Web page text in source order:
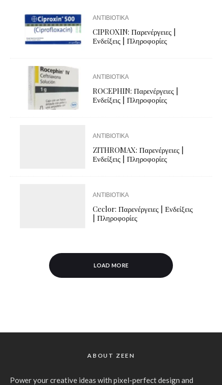
ΑΝΤΙΒΙΟΤΙΚΑ
CIPROXIN: Παρενέργειες |
Ενδείξεις | Πληροφορίες
ΑΝΤΙΒΙΟΤΙΚΑ
ROCEPHIN: Παρενέργειες |
Ενδείξεις | Πληροφορίες
ΑΝΤΙΒΙΟΤΙΚΑ
ZITHROMAX: Παρενέργειες |
Ενδείξεις | Πληροφορίες
ΑΝΤΙΒΙΟΤΙΚΑ
Ceclor: Παρενέργειες | Ενδείξεις
| Πληροφορίες
LOAD MORE
ABOUT ZEEN
Power your creative ideas with pixel-perfect design and